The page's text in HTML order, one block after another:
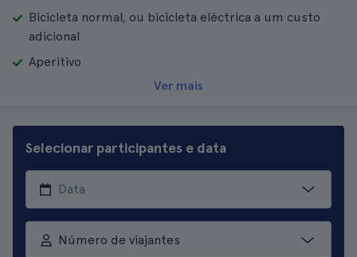
Bicicleta normal, ou bicicleta eléctrica a um custo
adicional
Aperitivo
Ver mais
Selecionar participantes e data
Número de viajantes